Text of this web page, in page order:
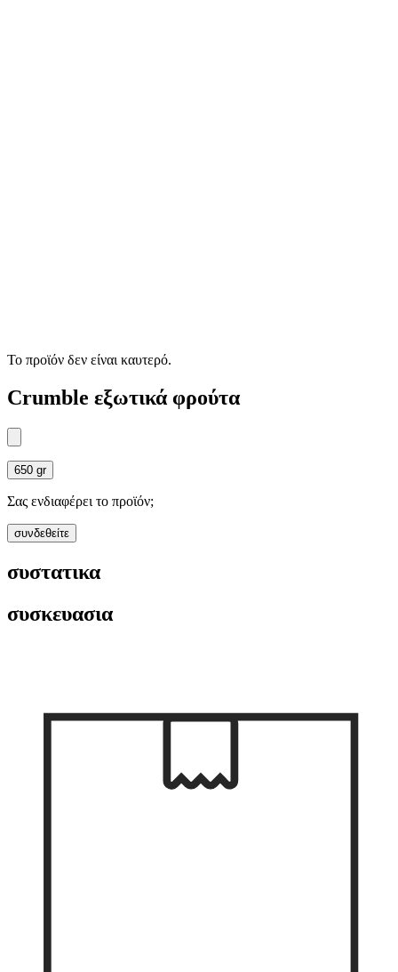
Το προϊόν δεν είναι καυτερό.
Crumble εξωτικά φρούτα
650 gr
Σας ενδιαφέρει το προϊόν;
συνδεθείτε
συστατικα
συσκευασια